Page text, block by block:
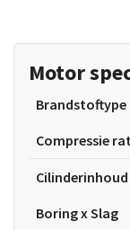
Motor
Brandstoftype
Compressie
Cilinderinhoud
Boring x Slag